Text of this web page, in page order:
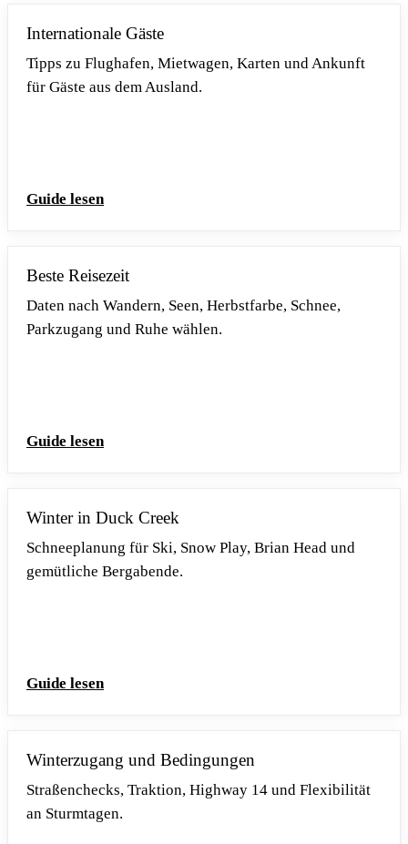
Internationale Gäste
Tipps zu Flughafen, Mietwagen, Karten und Ankunft
für Gäste aus dem Ausland.
Guide lesen
Beste Reisezeit
Daten nach Wandern, Seen, Herbstfarbe, Schnee,
Parkzugang und Ruhe wählen.
Guide lesen
Winter in Duck Creek
Schneeplanung für Ski, Snow Play, Brian Head und
gemütliche Bergabende.
Guide lesen
Winterzugang und Bedingungen
Straßenchecks, Traktion, Highway 14 und Flexibilität
an Sturmtagen.